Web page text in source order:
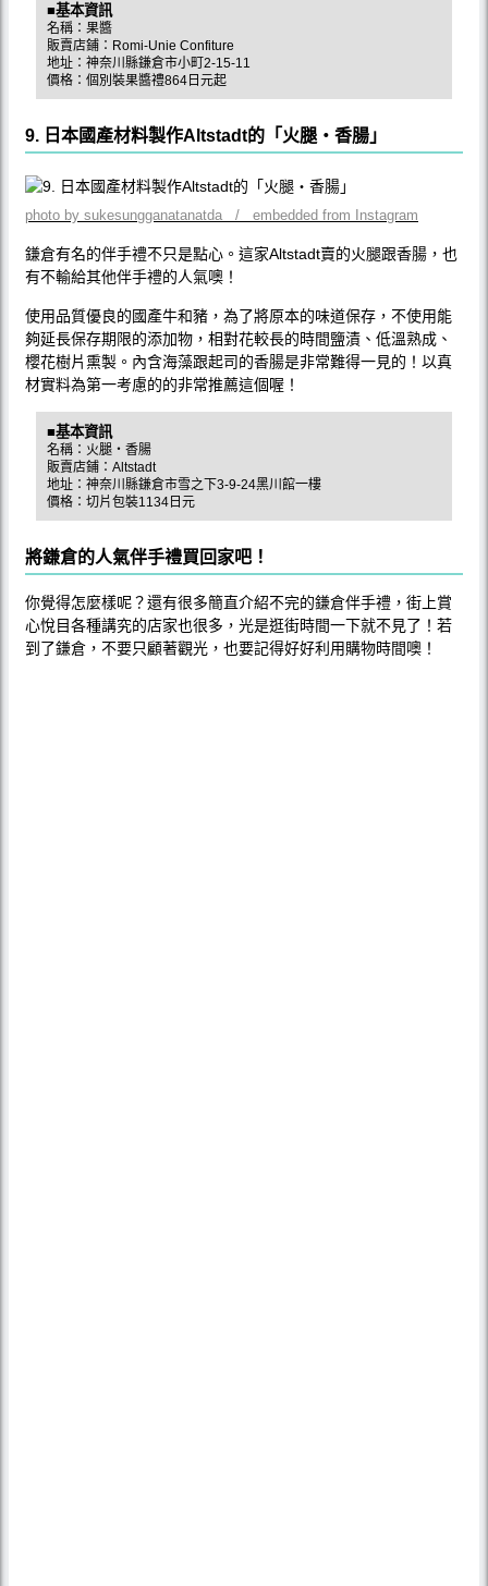
■基本資訊
名稱：果醬
販賣店鋪：Romi-Unie Confiture
地址：神奈川縣鎌倉市小町2-15-11
價格：個別裝果醬禮864日元起
9. 日本國產材料製作Altstadt的「火腿・香腸」
photo by sukesungganatanatda / embedded from Instagram
鎌倉有名的伴手禮不只是點心。這家Altstadt賣的火腿跟香腸，也
有不輸給其他伴手禮的人氣噢！
使用品質優良的國產牛和豬，為了將原本的味道保存，不使用能
夠延長保存期限的添加物，相對花較長的時間鹽漬、低溫熟成、
櫻花樹片熏製。內含海藻跟起司的香腸是非常難得一見的！以真
材實料為第一考慮的的非常推薦這個喔！
■基本資訊
名稱：火腿・香腸
販賣店鋪：Altstadt
地址：神奈川縣鎌倉市雪之下3-9-24黑川館一樓
價格：切片包裝1134日元
將鎌倉的人氣伴手禮買回家吧！
你覺得怎麼樣呢？還有很多簡直介紹不完的鎌倉伴手禮，街上賞
心悅目各種講究的店家也很多，光是逛街時間一下就不見了！若
到了鎌倉，不要只顧著觀光，也要記得好好利用購物時間噢！